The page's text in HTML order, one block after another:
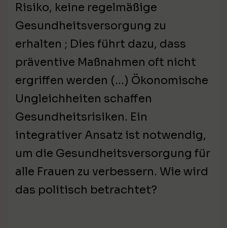
Risiko, keine regelmäßige
Gesundheitsversorgung zu
erhalten ; Dies führt dazu, dass
präventive Maßnahmen oft nicht
ergriffen werden (…) Ökonomische
Ungleichheiten schaffen
Gesundheitsrisiken. Ein
integrativer Ansatz ist notwendig,
um die Gesundheitsversorgung für
alle Frauen zu verbessern. Wie wird
das politisch betrachtet?